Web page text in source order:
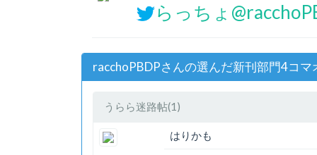
らっちょ
racchoPBDPさんの選んだ新刊部門4コ
うらら迷路帖(1)
はりかも